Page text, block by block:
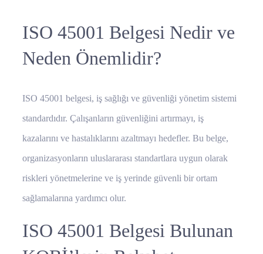
ISO 45001 Belgesi Nedir ve
Neden Önemlidir?
ISO 45001 belgesi, iş sağlığı ve güvenliği yönetim sistemi
standardıdır. Çalışanların güvenliğini artırmayı, iş
kazalarını ve hastalıklarını azaltmayı hedefler. Bu belge,
organizasyonların uluslararası standartlara uygun olarak
riskleri yönetmelerine ve iş yerinde güvenli bir ortam
sağlamalarına yardımcı olur.
ISO 45001 Belgesi Bulunan